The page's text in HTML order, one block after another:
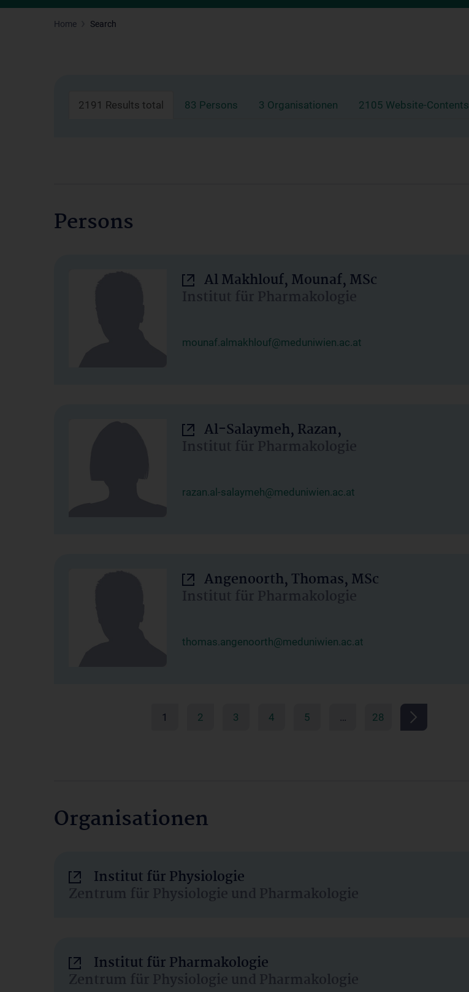
Home Search
2191 Results total 83 Persons 3 Organisationen 2105 Website-Contents
Persons
Al Makhlouf, Mounaf, MSc
Institut für Pharmakologie
mounaf.almakhlouf@meduniwien.ac.at
Al-Salaymeh, Razan,
Institut für Pharmakologie
razan.al-salaymeh@meduniwien.ac.at
Angenoorth, Thomas, MSc
Institut für Pharmakologie
thomas.angenoorth@meduniwien.ac.at
1 2 3 4 5 … 28
Organisationen
Institut für Physiologie
Zentrum für Physiologie und Pharmakologie
Institut für Pharmakologie
Zentrum für Physiologie und Pharmakologie